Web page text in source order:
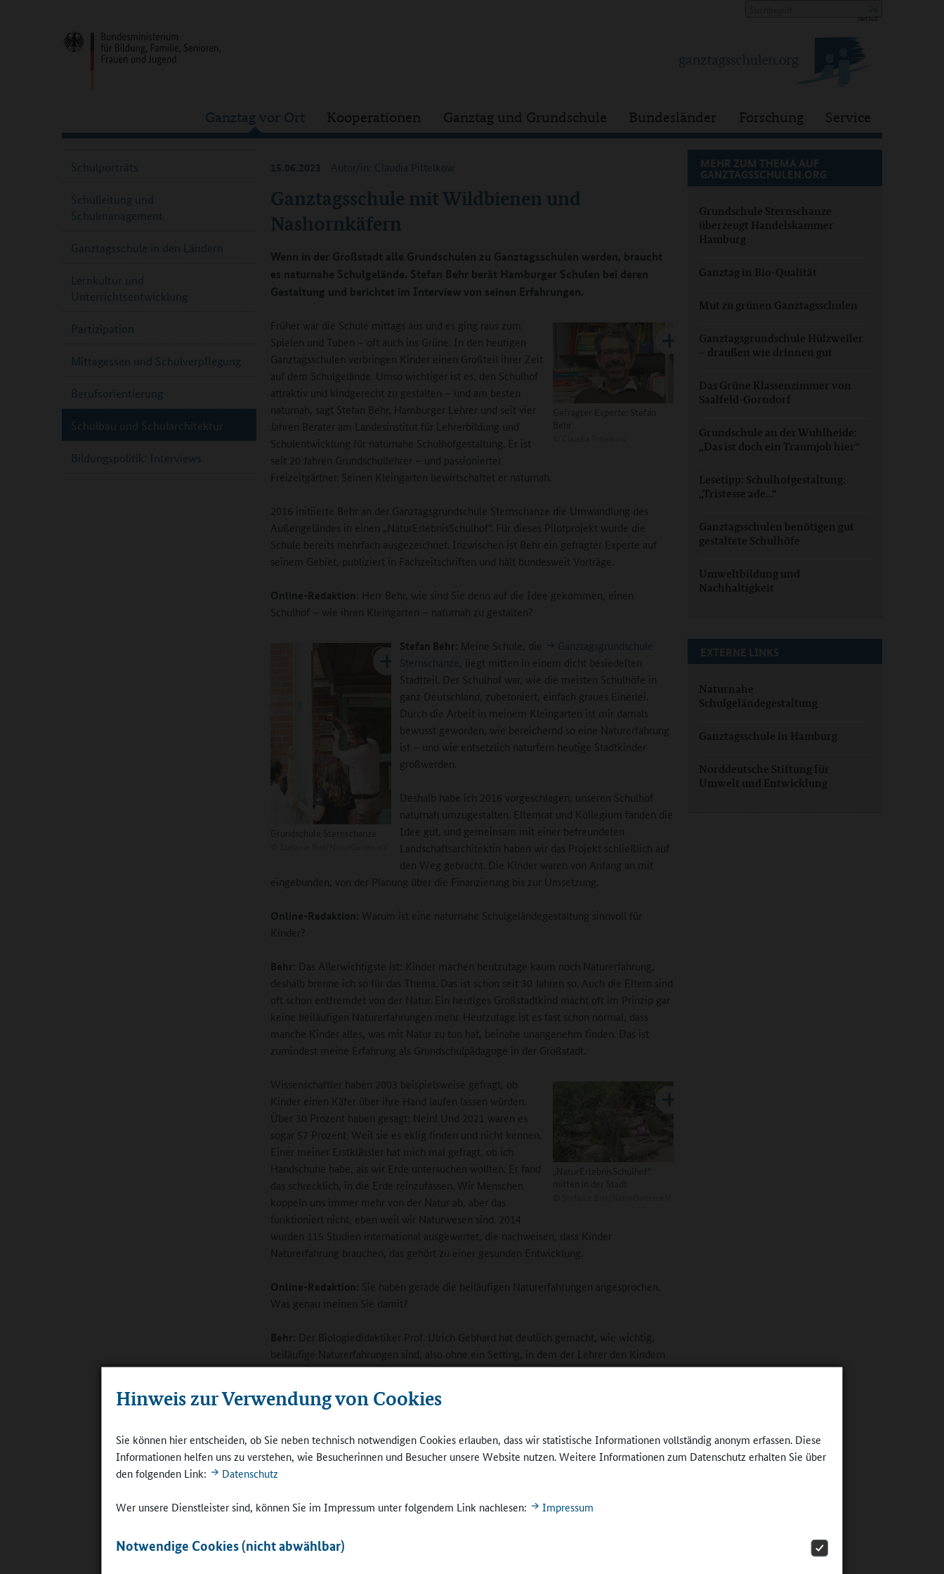
Hinweis zur Verwendung von Cookies
Sie können hier entscheiden, ob Sie neben technisch notwendigen Cookies erlauben, dass wir statistische Informationen vollständig anonym erfassen. Diese
Informationen helfen uns zu verstehen, wie Besucherinnen und Besucher unsere Website nutzen. Weitere Informationen zum Datenschutz erhalten Sie über
den folgenden Link:
Datenschutz
Wer unsere Dienstleister sind, können Sie im Impressum unter folgendem Link nachlesen: Impressum
Notwendige Cookies (nicht abwählbar)
Ganztag vor Ort Kooperationen Ganztag und Grundschule Bundesländer Forschung Service
Ganztagsschule mit Wildbienen und
Nashornkäfern
15.06.2023 Autor/in: Claudia Pittelkow
Wenn in der Großstadt alle Grundschulen zu Ganztagsschulen werden, braucht
es naturnahe Schulgelände. Stefan Behr berät Hamburger Schulen bei deren
Gestaltung und berichtet im Interview von seinen Erfahrungen.
Früher war die Schule mittags aus und es ging raus zum
Spielen und Toben – oft auch ins Grüne. In den heutigen
Ganztagsschulen verbringen Kinder einen Großteil ihrer Zeit
auf dem Schulgelände. Umso wichtiger ist es, den Schulhof
attraktiv und kindgerecht zu gestalten – und am besten
naturnah, sagt Stefan Behr, Hamburger Lehrer und seit vier
Jahren Berater am Landesinstitut für Lehrerbildung und
Schulentwicklung für naturnahe Schulhofgestaltung. Er ist
seit 20 Jahren Grundschullehrer – und passionierter
Freizeitgärtner. Seinen Kleingarten bewirtschaftet er naturnah.
2016 initiierte Behr an der Ganztagsgrundschule Sternschanze die Umwandlung des
Außengeländes in einen „NaturErlebnisSchulhof“. Für dieses Pilotprojekt wurde die
Schule bereits mehrfach ausgezeichnet. Inzwischen ist Behr ein gefragter Experte auf
seinem Gebiet, publiziert in Fachzeitschriften und hält bundesweit Vorträge.
Online-Redaktion : Herr Behr, wie sind Sie denn auf die Idee gekommen, einen
Schulhof – wie ihren Kleingarten – naturnah zu gestalten?
Stefan Behr: Meine Schule, die
Ganztagsgrundschule
Sternschanze
, liegt mitten in einem dicht besiedelten
Stadtteil. Der Schulhof war, wie die meisten Schulhöfe in
ganz Deutschland, zubetoniert, einfach graues Einerlei.
Durch die Arbeit in meinem Kleingarten ist mir damals
bewusst geworden, wie bereichernd so eine Naturerfahrung
ist – und wie entsetzlich naturfern heutige Stadtkinder
großwerden.
Deshalb habe ich 2016 vorgeschlagen, unseren Schulhof
naturnah umzugestalten. Elternrat und Kollegium fanden die
Idee gut, und gemeinsam mit einer befreundeten
Landschaftsarchitektin haben wir das Projekt schließlich auf
den Weg gebracht. Die Kinder waren von Anfang an mit
eingebunden, von der Planung über die Finanzierung bis zur Umsetzung.
Online-Redaktion: Warum ist eine naturnahe Schulgeländegestaltung sinnvoll für
Kinder?
Behr: Das Allerwichtigste ist: Kinder machen heutzutage kaum noch Naturerfahrung,
deshalb brenne ich so für das Thema. Das ist schon seit 30 Jahren so. Auch die Eltern sind
oft schon entfremdet von der Natur. Ein heutiges Großstadtkind macht oft im Prinzip gar
keine beiläufigen Naturerfahrungen mehr. Heutzutage ist es fast schon normal, dass
manche Kinder alles, was mit Natur zu tun hat, beinahe unangenehm finden. Das ist
zumindest meine Erfahrung als Grundschulpädagoge in der Großstadt.
Wissenschaftler haben 2003 beispielsweise gefragt, ob
Kinder einen Käfer über ihre Hand laufen lassen würden.
Über 30 Prozent haben gesagt: Nein! Und 2021 waren es
sogar 57 Prozent. Weil sie es eklig finden und nicht kennen.
Einer meiner Erstklässler hat mich mal gefragt, ob ich
Handschuhe habe, als wir Erde untersuchen wollten. Er fand
das schrecklich, in die Erde reinzufassen. Wir Menschen
koppeln uns immer mehr von der Natur ab, aber das
funktioniert nicht, eben weil wir Naturwesen sind. 2014
wurden 115 Studien international ausgewertet, die nachweisen, dass Kinder
Naturerfahrung brauchen, das gehört zu einer gesunden Entwicklung.
Online-Redaktion:
Sie haben gerade die beiläufigen Naturerfahrungen angesprochen.
Was genau meinen Sie damit?
Behr: Der Biologiedidaktiker Prof. Ulrich Gebhard hat deutlich gemacht, wie wichtig,
beiläufige Naturerfahrungen sind, also ohne ein Setting, in dem der Lehrer den Kindern
vorschreibt: „Heute gucken wir uns die Bienen an.“ Das mache ich als Lehrer natürlich
Natur haben – und das haben sie! Kinder sind intrinsisch motiviert. Wir müssen nur den
wahr, denken zuerst vielleicht, dass das Ameisen sind, doch es sind Wildbienen, die
solitär, also einzeln und nicht als Volk, im Boden leben. Das fasziniert die Kinder. Oder
auch Nashornkäfer. Da wir einen naturnahen Schulhof haben, finden die Kinder plötzlich
können. Da passiert plötzlich etwas!
Online-Redaktion:
MEHR ZUM THEMA AUF
GANZTAGSSCHULEN.ORG
Grundschule Sternschanze
überzeugt Handelskammer
Hamburg
Ganztag in Bio-Qualität
Mut zu grünen Ganztagsschulen
Ganztagsgrundschule Hülzweiler
– draußen wie drinnen gut
Das Grüne Klassenzimmer von
Saalfeld-Gorndorf
Grundschule an der Wuhlheide:
„Das ist doch ein Traumjob hier“
Lesetipp: Schulhofgestaltung:
„Tristesse ade…“
Ganztagsschulen benötigen gut
gestaltete Schulhöfe
Umweltbildung und
Nachhaltigkeit
EXTERNE LINKS
Naturnahe
Schulgeländegestaltung
Ganztagsschule in Hamburg
Norddeutsche Stiftung für
Umwelt und Entwicklung
Schulporträts
Schulleitung und
Schulmanagement
Ganztagsschule in den Ländern
Lernkultur und
Unterrichtsentwicklung
Partizipation
Mittagessen und Schulverpflegung
Berufsorientierung
Schulbau und Schularchitektur
Bildungspolitik: Interviews